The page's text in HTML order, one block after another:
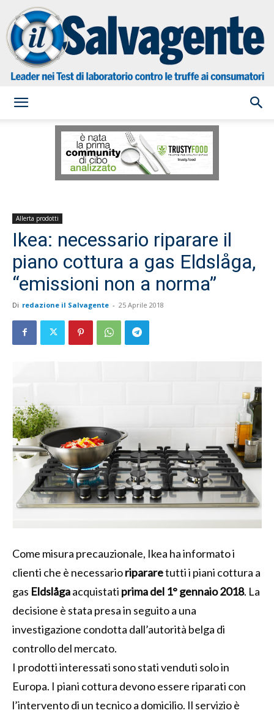
Salvagente
Allerta prodotti
Ikea: necessario riparare il
piano cottura a gas Eldslåga,
“emissioni non a norma”
Di redazione il Salvagente - 25 Aprile 2018
Come misura precauzionale, Ikea ha informato i
clienti che è necessarioripararetutti i piani cottura a
gas Eldslågaacquistati prima del 1° gennaio 2018. La
decisione è stata presa in seguito a una
investigazione condotta dall’autorità belga di
controllo del mercato.
I prodotti interessati sono stati venduti solo in
Europa. I piani cottura devono essere riparati con
l’intervento di un tecnico a domicilio. Il servizio è